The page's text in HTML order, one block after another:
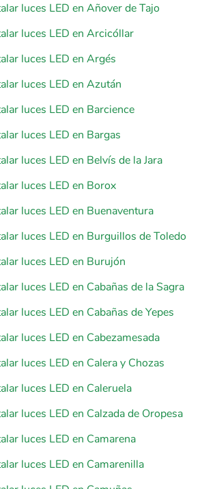
luces LED en Añover de Tajo
luces LED en Arcicóllar
luces LED en Argés
luces LED en Azután
luces LED en Barcience
luces LED en Bargas
luces LED en Belvís de la Jara
luces LED en Borox
luces LED en Buenaventura
luces LED en Burguillos de Toledo
luces LED en Burujón
luces LED en Cabañas de la Sagra
luces LED en Cabañas de Yepes
luces LED en Cabezamesada
luces LED en Calera y Chozas
luces LED en Caleruela
luces LED en Calzada de Oropesa
luces LED en Camarena
luces LED en Camarenilla